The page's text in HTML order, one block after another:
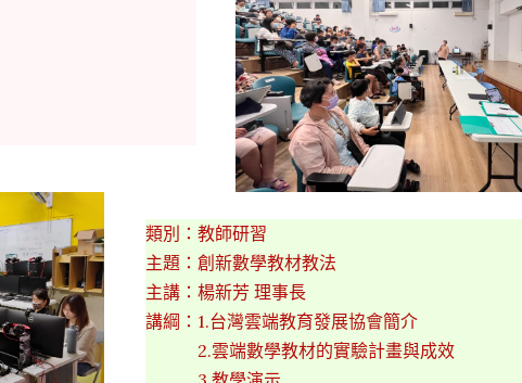
類別：教師研習
主題：創新數學教材教法
主講：楊新芳 理事長
講綱：1.台灣雲端教育發展協會簡介
2.雲端數學教材的實驗計畫與成效